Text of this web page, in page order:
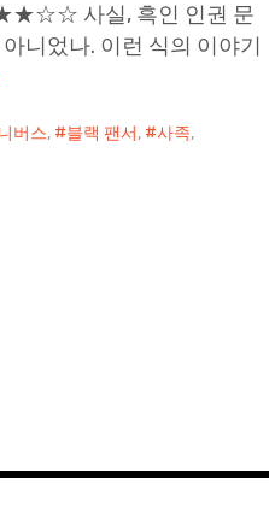
사실, 흑인 인권 문
니었나. 이런 식의 이야기
버스, 블랙 팬서, 사족,